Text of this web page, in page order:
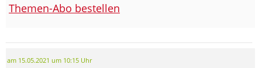
Themen-Abo bestellen
am 15.05.2021 um 10:15 Uhr